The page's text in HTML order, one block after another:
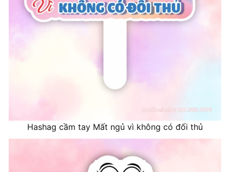
Hashag cầm tay Mất ngủ vì không có đối thủ